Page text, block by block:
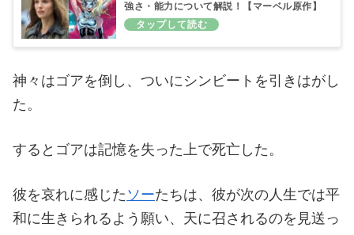
強さ・能力について解説！【マーベル原作】
神々はゴアを倒し、ついにシンビートを引きはがし
た。
するとゴアは記憶を失った上で死亡した。
彼を哀れに感じた ソーたちは、彼が次の人生では平
和に生きられるよう願い、天に召されるのを見送っ